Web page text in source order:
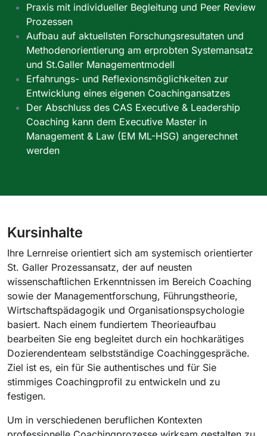
Praxis mit individueller Begleitung und Peer Review
Prozessen
Aufbau auf aktuellsten Forschungsresultaten und
Methodenorientierung am erprobten Systemansatz
und St.Galler Managementmodell
Erfahrungs- und Reflexionsmöglichkeiten zur
Entwicklung eines eigenen Coachingansatzes
Der Abschluss des CAS Executive & Leadership
Coaching kann dem Executive Master in
Management & Law (EM ML-HSG) angerechnet
werden
Kursinhalte
Ihre Lernreise orientiert sich am systemisch orientierter
St. Galler Prozessansatz, der auf neusten
wissenschaftlichen Erkenntnissen im Bereich Coaching
sowie der Managementforschung, Führungstheorie,
Wirtschaftspädagogik und Organisationspsychologie
basiert. Nach einem fundiertem Theorieaufbau
bearbeiten Sie eng begleitet durch ein hochkarätiges
Dozierendenteam selbstständige Coachinggespräche.
Ziel ist es, ein für Sie authentisches und für Sie
stimmiges Coachingprofil zu entwickeln und zu
festigen.
Um in verschiedenen beruflichen Kontexten